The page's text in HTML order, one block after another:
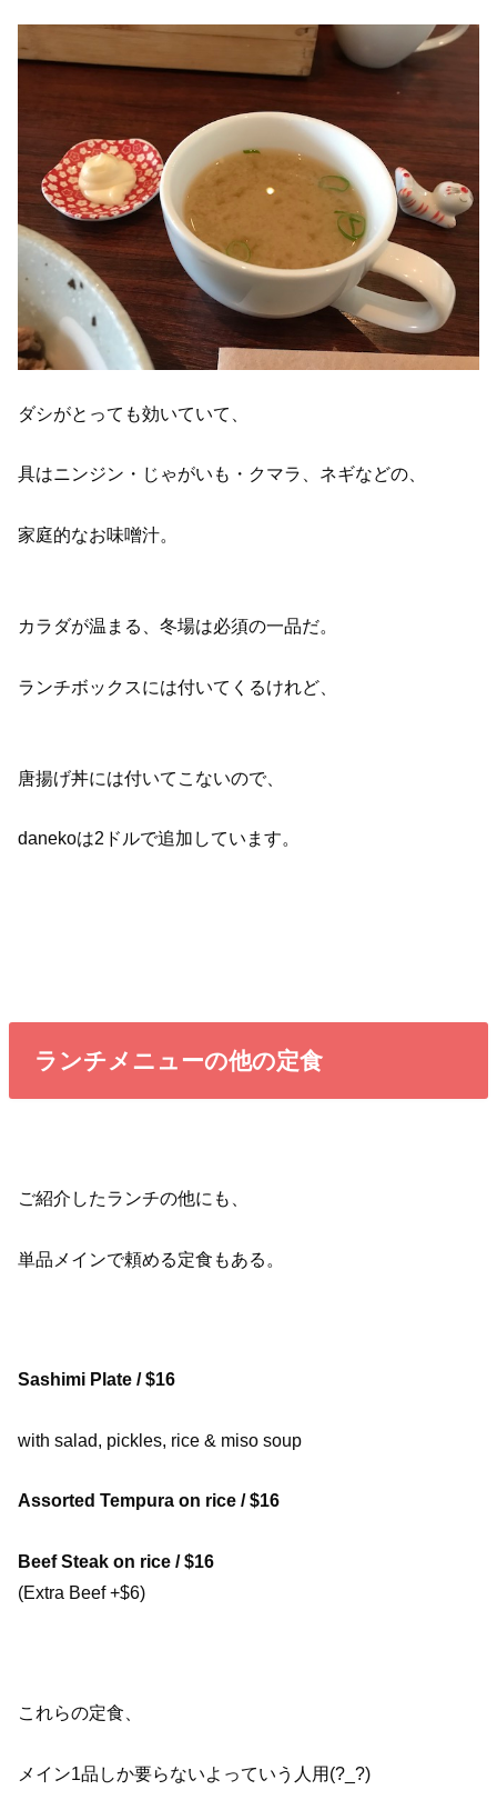
ダシがとっても効いていて、
具はニンジン・じゃがいも・クマラ、ネギなどの、
家庭的なお味噌汁。
カラダが温まる、冬場は必須の一品だ。
ランチボックスには付いてくるけれど、
唐揚げ丼には付いてこないので、
danekoは2ドルで追加しています。
ランチメニューの他の定食
ご紹介したランチの他にも、
単品メインで頼める定食もある。
Sashimi Plate / $16
with salad, pickles, rice & miso soup
Assorted Tempura on rice / $16
Beef Steak on rice / $16
(Extra Beef +$6)
これらの定食、
メイン1品しか要らないよっていう人用(?_?)